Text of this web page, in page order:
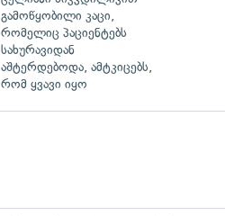
გამოწყობილი კაცი,
რომელიც პაციენტებს
სახურავიდან
აშტერდებოდა, ამტკიცებს,
რომ ყვავი იყო